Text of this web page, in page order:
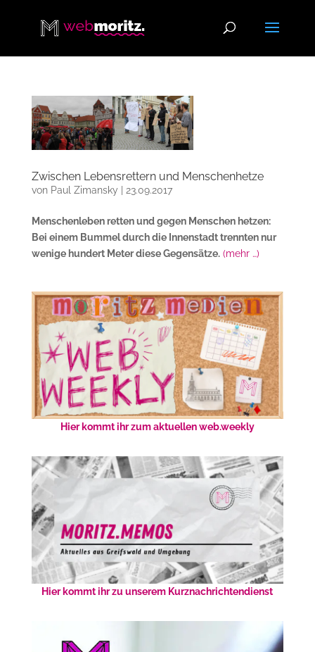
Zwischen Lebensrettern und Menschenhetze
von Paul Zimansky 23.09.2017
Menschenleben retten und gegen Menschen hetzen:
Bei einem Bummel durch die Innenstadt trennten nur
wenige hundert Meter diese Gegensätze. (mehr …)
Hier kommt ihr zum aktuellen web.weekly
Hier kommt ihr zu unserem Kurznachrichtendienst